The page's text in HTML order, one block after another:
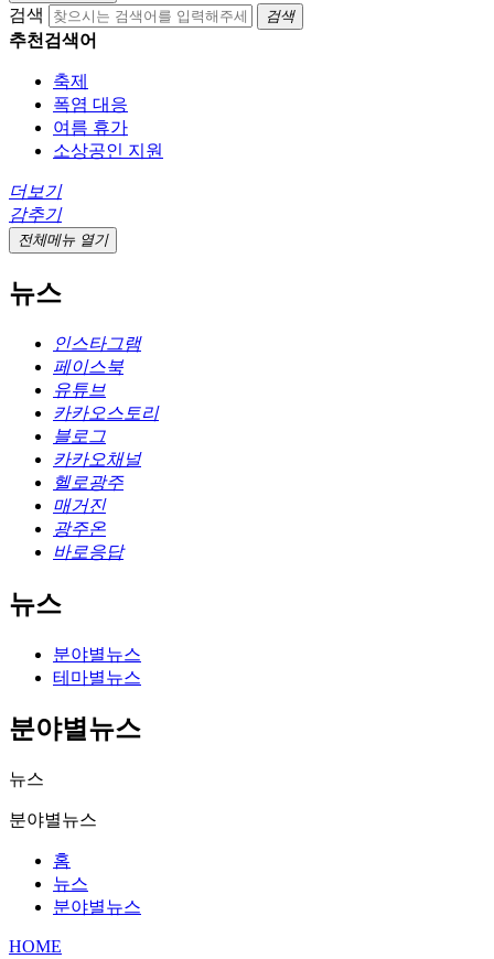
검색 검색
추천검색어
축제
폭염 대응
여름 휴가
소상공인 지원
더보기
감추기
전체메뉴 열기
뉴스
인스타그램
페이스북
유튜브
카카오스토리
블로그
카카오채널
헬로광주
매거진
광주온
바로응답
뉴스
분야별뉴스
테마별뉴스
분야별뉴스
뉴스
분야별뉴스
홈
뉴스
분야별뉴스
HOME